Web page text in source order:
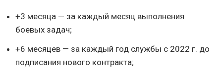
+3 месяца — за каждый месяц выполнения
боевых задач;
+6 месяцев — за каждый год службы с 2022 г. до
подписания нового контракта;